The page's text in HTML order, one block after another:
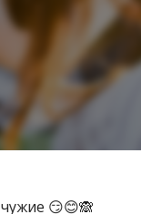
😏😊🙈